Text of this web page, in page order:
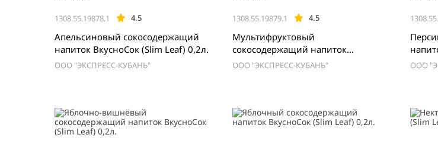
1308.55.19878.1 4.5
Апельсиновый сокосодержащий
напиток ВкусноСок (Slim Leaf) 0,2л.
ООО "ЭКСПРЕСС-КУБАНЬ"
1308.55.19879.1 4.5
Мультифруктовый
сокосодержащий напиток
ВкусноСок (Slim Leaf) 0,2л.
ООО "ЭКСПРЕСС-КУБАНЬ" ООО